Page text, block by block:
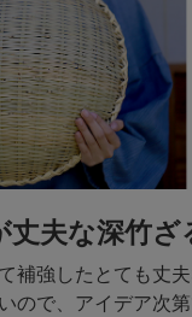
丈夫な深竹ざ
補強したとても丈
ので、アイデア次